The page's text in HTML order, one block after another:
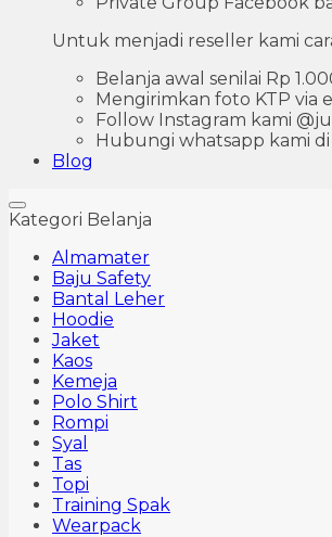
Untuk menjadi reseller kami
Belanja awal senilai Rp
Mengirimkan foto KTP via
Follow Instagram kami
Hubungi whatsapp kami di
Blog
Kategori Belanja
Almamater
Baju Safety
Bantal Leher
Hoodie
Jaket
Kaos
Kemeja
Polo Shirt
Rompi
Syal
Tas
Topi
Training Spak
Wearpack